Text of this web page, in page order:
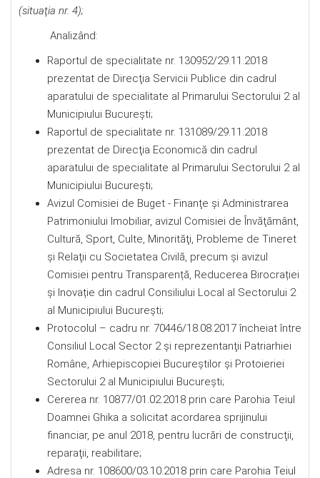
(situaţia nr. 4);
Analizând:
Raportul de specialitate nr. 130952/29.11.2018
prezentat de Direcţia Servicii Publice din cadrul
aparatului de specialitate al Primarului Sectorului 2 al
Municipiului Bucureşti;
Raportul de specialitate nr. 131089/29.11.2018
prezentat de Direcţia Economică din cadrul
aparatului de specialitate al Primarului Sectorului 2 al
Municipiului Bucureşti;
Avizul Comisiei de Buget - Finanţe şi Administrarea
Patrimoniului Imobiliar, avizul Comisiei de Învăţământ,
Cultură, Sport, Culte, Minorităţi, Probleme de Tineret
şi Relaţii cu Societatea Civilă, precum şi avizul
Comisiei pentru Transparență, Reducerea Birocrației
și Inovație din cadrul Consiliului Local al Sectorului 2
al Municipiului Bucureşti;
Protocolul – cadru nr. 70446/18.08.2017 încheiat între
Consiliul Local Sector 2 şi reprezentanţii Patriarhiei
Române, Arhiepiscopiei Bucureştilor şi Protoieriei
Sectorului 2 al Municipiului Bucureşti;
Cererea nr. 10877/01.02.2018 prin care Parohia Teiul
Doamnei Ghika a solicitat acordarea sprijinului
financiar, pe anul 2018, pentru lucrări de construcţii,
reparaţii, reabilitare;
Adresa nr. 108600/03.10.2018 prin care Parohia Teiul